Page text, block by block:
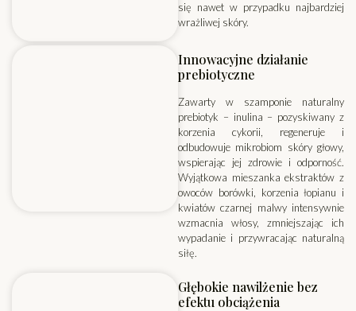
się nawet w przypadku najbardziej
wrażliwej skóry.
Innowacyjne działanie
prebiotyczne
Zawarty w szamponie naturalny
prebiotyk – inulina – pozyskiwany z
korzenia cykorii, regeneruje i
odbudowuje mikrobiom skóry głowy,
wspierając jej zdrowie i odporność.
Wyjątkowa mieszanka ekstraktów z
owoców borówki, korzenia łopianu i
kwiatów czarnej malwy intensywnie
wzmacnia włosy, zmniejszając ich
wypadanie i przywracając naturalną
siłę.
Głębokie nawilżenie bez
efektu obciążenia